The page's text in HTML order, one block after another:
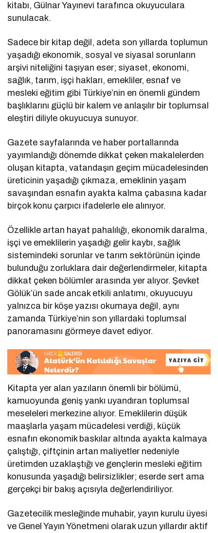
kitabı, Gülnar Yayınevi tarafınca okuyuculara
sunulacak.
Sadece bir kitap değil, adeta son yıllarda toplumun
yaşadığı ekonomik, sosyal ve siyasal sorunların
arşivi niteliğini taşıyan eser; siyaset, ekonomi,
sağlık, tarım, işçi hakları, emekliler, esnaf ve
mesleki eğitim gibi Türkiye’nin en önemli gündem
başlıklarını güçlü bir kalem ve anlaşılır bir toplumsal
eleştiri diliyle okuyucuya sunuyor.
Gazete sayfalarında ve haber portallarında
yayımlandığı dönemde dikkat çeken makalelerden
oluşan kitapta, vatandaşın geçim mücadelesinden
üreticinin yaşadığı çıkmaza, emeklinin yaşam
savaşından esnafın ayakta kalma çabasına kadar
birçok konu çarpıcı ifadelerle ele alınıyor.
Özellikle artan hayat pahalılığı, ekonomik daralma,
işçi ve emeklilerin yaşadığı gelir kaybı, sağlık
sistemindeki sorunlar ve tarım sektörünün içinde
bulunduğu zorluklara dair değerlendirmeler, kitapta
dikkat çeken bölümler arasında yer alıyor. Şevket
Gölük’ün sade ancak etkili anlatımı, okuyucuyu
yalnızca bir köşe yazısı okumaya değil, aynı
zamanda Türkiye’nin son yıllardaki toplumsal
panoramasını görmeye davet ediyor.
Kitapta yer alan yazıların önemli bir bölümü,
kamuoyunda geniş yankı uyandıran toplumsal
meseleleri merkezine alıyor. Emeklilerin düşük
maaşlarla yaşam mücadelesi verdiği, küçük
esnafın ekonomik baskılar altında ayakta kalmaya
çalıştığı, çiftçinin artan maliyetler nedeniyle
üretimden uzaklaştığı ve gençlerin mesleki eğitim
konusunda yaşadığı belirsizlikler; eserde sert ama
gerçekçi bir bakış açısıyla değerlendiriliyor.
Gazetecilik mesleğinde muhabir, yayın kurulu üyesi
ve Genel Yayın Yönetmeni olarak uzun yıllardır aktif